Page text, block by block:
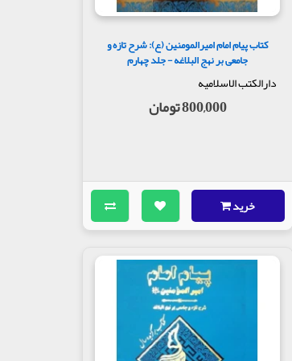
کتاب پیام امام امیرالمومنین (ع): شرح تازه و
جامعی بر نهج البلاغه - جلد چهارم
دارالکتب الاسلامیه
800,000 تومان
خرید